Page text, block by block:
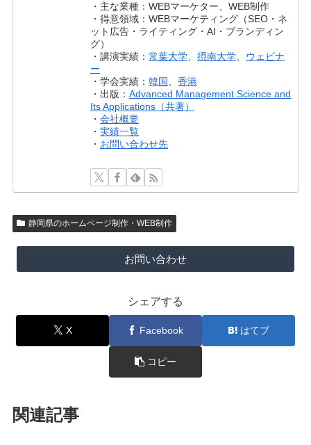
・主な業種：WEBマーケター、WEB制作
・得意領域：WEBマーケティング（SEO・ネ
ット広告・ライティング・AI・ブランディン
グ）
・講演実績：常葉大学 、摂南大学
ウェビナ
ー
・学会実績：韓国 、香港
・出版：Advanced Management Science and
Its Applications（共著）
・会社概要
・実績一覧
・ お問い合わせ先
静岡県のホームページ制作・WEB制作
お問い合わせ
シェアする
X Facebook はてブ
コピー
関連記事